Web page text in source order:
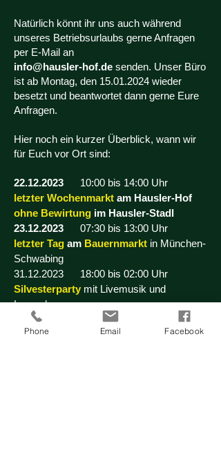
Natürlich könnt ihr uns auch während
unseres Betriebsurlaubs gerne Anfragen
per E-Mail an
info@hausler-hof.de senden. Unser Büro
ist ab Montag, den 15.01.2024 wieder
besetzt und beantwortet dann gerne Eure
Anfragen.
Hier noch ein kurzer Überblick, wann wir
für Euch vor Ort sind:
22.12.2023
10:00 bis 14:00 Uhr
letzter Wochenmarkt am Hausler-Hof
ohne Bewirtung im Hausler-Stadl
23.12.2023
07:30 bis 13:00 Uhr
letzter Tag am Bauernmarkt in München-
Schwabing
31.12.2023 18:00 bis 02:00 Uhr
Silvesterparty mit Livemusik und
Lasershow
02.02.2024 09:30 bis 14:30 Uhrerster
Phone Email Facebook